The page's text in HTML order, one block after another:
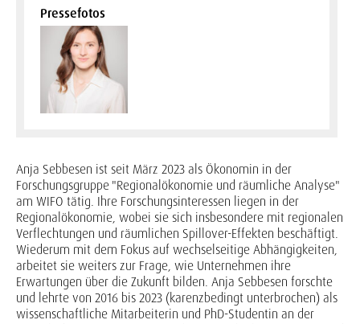
Pressefotos
Anja Sebbesen ist seit März 2023 als Ökonomin in der
Forschungsgruppe "Regionalökonomie und räumliche Analyse"
am WIFO tätig. Ihre Forschungsinteressen liegen in der
Regionalökonomie, wobei sie sich insbesondere mit regionalen
Verflechtungen und räumlichen Spillover-Effekten beschäftigt.
Wiederum mit dem Fokus auf wechselseitige Abhängigkeiten,
arbeitet sie weiters zur Frage, wie Unternehmen ihre
Erwartungen über die Zukunft bilden. Anja Sebbesen forschte
und lehrte von 2016 bis 2023 (karenzbedingt unterbrochen) als
wissenschaftliche Mitarbeiterin und PhD-Studentin an der